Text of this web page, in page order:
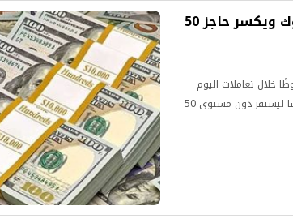
سعر الدولار يهبط بقوة في البنوك ويكسر حاجز 50
خلال تعاملات اليوم
الأربعاء 5 أغسطس 2026، بعدما فقد نحو 50 قرشًا ليستقر دون مستوى 50